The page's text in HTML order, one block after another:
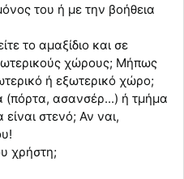
του ή με την βοήθεια
το αμαξίδιο και σε
χώρους; Μήπως
ή εξωτερικό χώρο;
(πόρτα, ασανσέρ...) ή τμήμα
στενό; Αν ναι,
χρήστη;